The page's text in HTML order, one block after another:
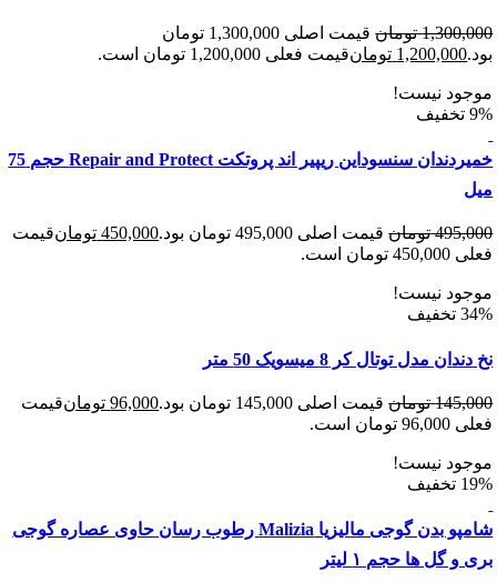
تومان
قیمت اصلی 1,300,000 تومان
تومانقیمت فعلی 1,200,000 تومان است.
نیست!
خمیردندان سنسوداین ریپیر اند پروتکت Repair and Protect حجم 75
تومان قیمت اصلی 495,000 تومان بود. 450,000 تومانقیمت
است.
نیست!
مدل توتال کر 8 میسویک 50 متر
تومان قیمت اصلی 145,000 تومان بود. 96,000 تومانقیمت
است.
نیست!
شامپو بدن گوجی مالیزیا Malizia رطوب رسان حاوی عصاره گوجی
ها حجم ۱ لیتر